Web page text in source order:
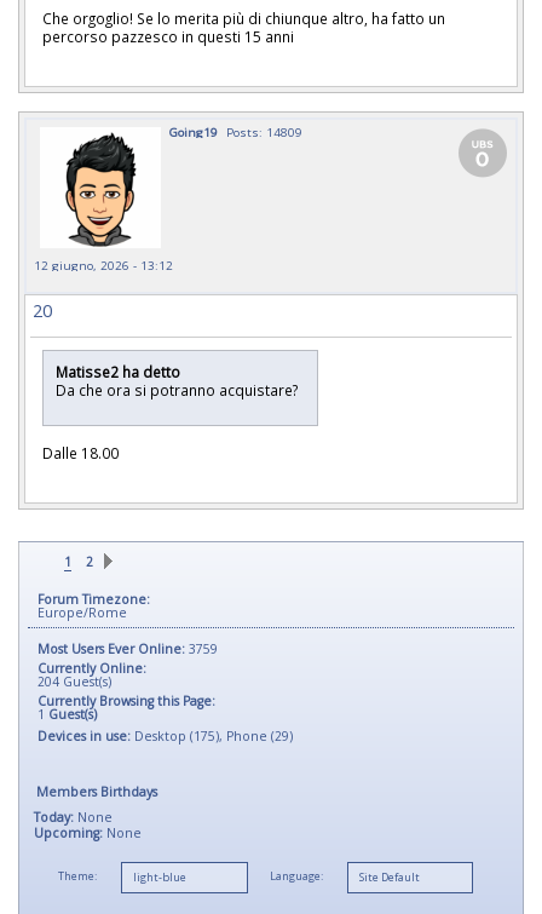
Che orgoglio! Se lo merita più di chiunque altro, ha fatto un
percorso pazzesco in questi 15 anni
Going19 Posts: 14809
12 giugno, 2026 - 13:12
20
Matisse2 ha detto
Da che ora si potranno acquistare?
Dalle 18.00
1 2
Forum Timezone:
Europe/Rome
Most Users Ever Online: 3759
Currently Online:
204 Guest(s)
Currently Browsing this Page:
1 Guest(s)
Devices in use: Desktop (175), Phone (29)
Members Birthdays
Today: None
Upcoming: None
Theme: Language: